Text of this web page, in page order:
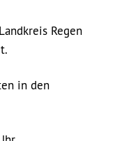
Regen
in den